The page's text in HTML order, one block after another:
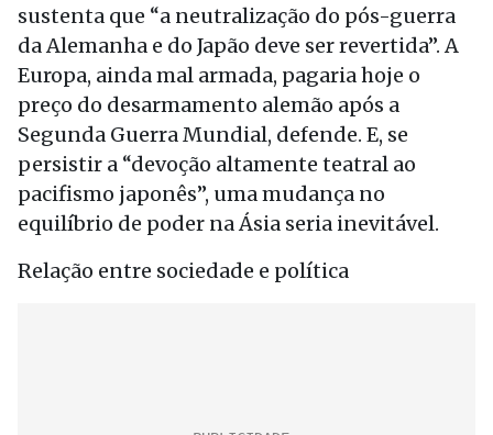
sustenta que “a neutralização do pós-guerra
da Alemanha e do Japão deve ser revertida”. A
Europa, ainda mal armada, pagaria hoje o
preço do desarmamento alemão após a
Segunda Guerra Mundial, defende. E, se
persistir a “devoção altamente teatral ao
pacifismo japonês”, uma mudança no
equilíbrio de poder na Ásia seria inevitável.
Relação entre sociedade e política